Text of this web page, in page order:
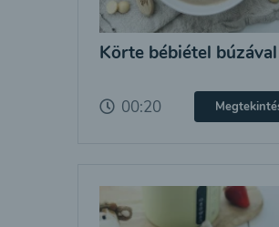
Körte bébiétel búzával
00:20